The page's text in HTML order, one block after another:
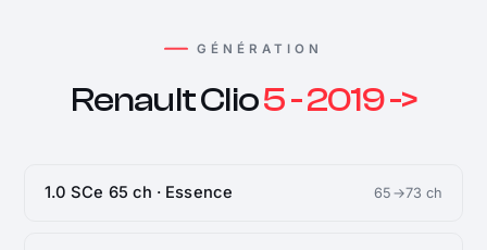
GÉNÉRATION
Renault Clio5 - 2019 ->
1.0 SCe 65 ch · Essence 65→73 ch